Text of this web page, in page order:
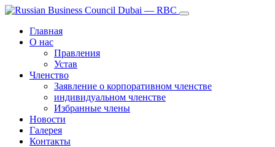
Главная
О нас
Правления
Устав
Членство
Заявление о корпоративном членстве
индивидуальном членстве
Избранные члены
Новости
Галерея
Контакты